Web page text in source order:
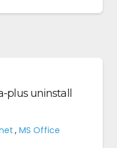
uninstall
, MS Office